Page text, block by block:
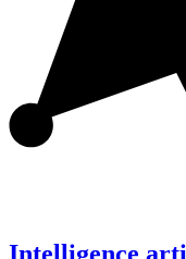
Intelligence